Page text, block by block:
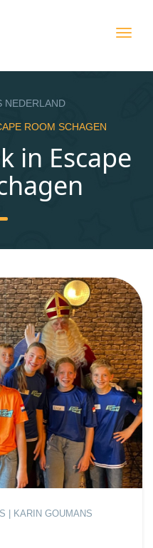
NEDERLAND
ROOM SCHAGEN
in Escape
| KARIN GOUMANS